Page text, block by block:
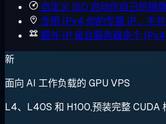
自定义 ISO 启动你自己的镜像
专用 IPv4 你的专属 IP，不
额外 IP 每台服务器多个 IPv4
新
面向 AI 工作负载的 GPU VPS
L4、L40S 和 H100,预装完整 CUDA